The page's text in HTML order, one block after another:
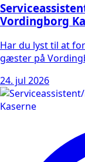
Vordingborg
Har du lyst til at
gæster på
24. jul 2026